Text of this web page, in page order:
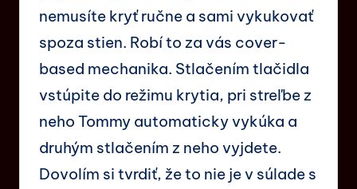
nemusíte kryť ručne a sami vykukovať
spoza stien. Robí to za vás cover-
based mechanika. Stlačením tlačidla
vstúpite do režimu krytia, pri streľbe z
neho Tommy automaticky vykúka a
druhým stlačením z neho vyjdete.
Dovolím si tvrdiť, že to nie je v súlade s